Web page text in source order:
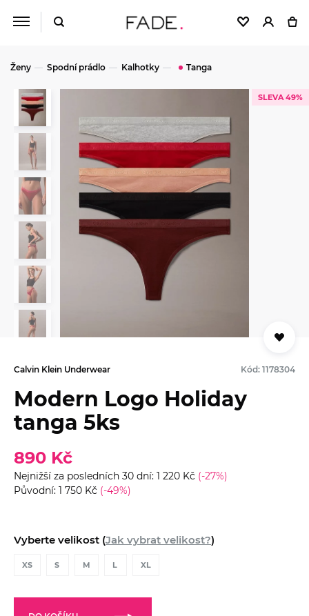
Ženy Spodní prádlo Kalhotky Tanga
SLEVA 49%
Calvin Klein Underwear Kód: 1178304
Modern Logo Holiday
tanga 5ks
890 Kč
Nejnižší za posledních 30 dní: 1 220 Kč (-27%)
Původní: 1 750 Kč (-49%)
Vyberte velikost (Jak vybrat velikost?)
XS S M L XL